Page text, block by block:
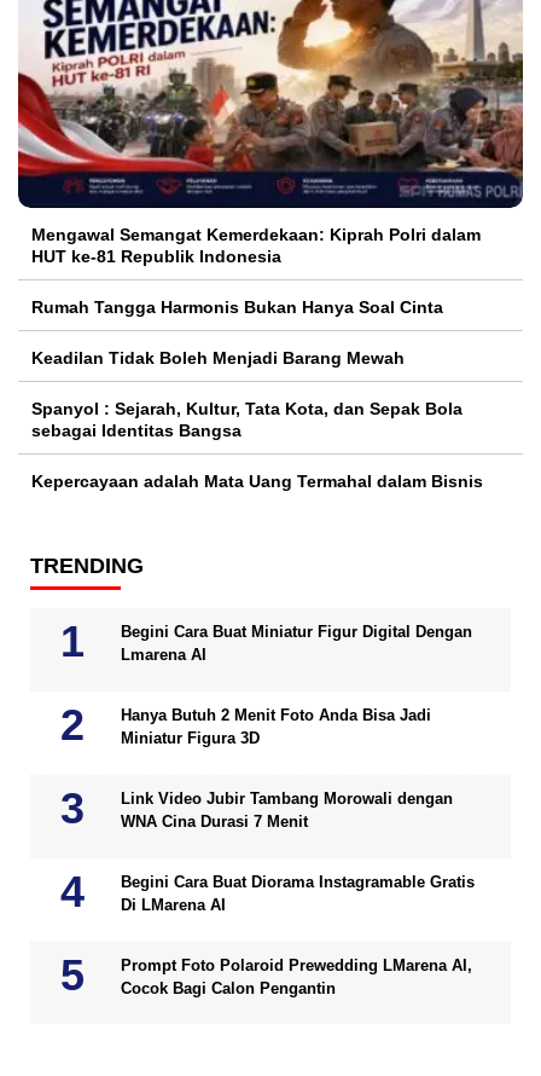
Mengawal Semangat Kemerdekaan: Kiprah Polri dalam
HUT ke-81 Republik Indonesia
Rumah Tangga Harmonis Bukan Hanya Soal Cinta
Keadilan Tidak Boleh Menjadi Barang Mewah
Spanyol : Sejarah, Kultur, Tata Kota, dan Sepak Bola
sebagai Identitas Bangsa
Kepercayaan adalah Mata Uang Termahal dalam Bisnis
TRENDING
Begini Cara Buat Miniatur Figur Digital Dengan
Lmarena AI
Hanya Butuh 2 Menit Foto Anda Bisa Jadi
Miniatur Figura 3D
Link Video Jubir Tambang Morowali dengan
WNA Cina Durasi 7 Menit
Begini Cara Buat Diorama Instagramable Gratis
Di LMarena AI
Prompt Foto Polaroid Prewedding LMarena AI,
Cocok Bagi Calon Pengantin